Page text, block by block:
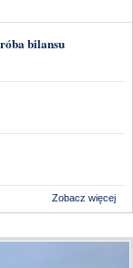
bilansu
Zobacz więcej